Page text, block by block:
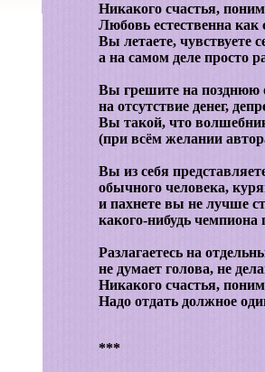
Никакого счастья,
Любовь естественна как
Вы летаете, чувствуете
а на самом деле просто
Вы грешите на позднюю
на отсутствие денег,
Вы такой, что
(при всём желании
Вы из себя
обычного человека,
и пахнете вы не лучше
какого-нибудь
Разлагаетесь на
не думает голова, не
Никакого счастья,
Надо отдать должное
***